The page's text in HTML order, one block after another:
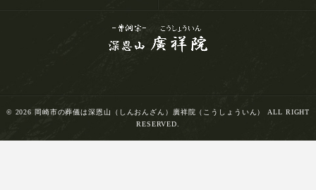
© 2026 岡崎市の葬儀は深恩山（しんおんざん）廣祥院（こうしょういん） ALL RIGHT
RESERVED.